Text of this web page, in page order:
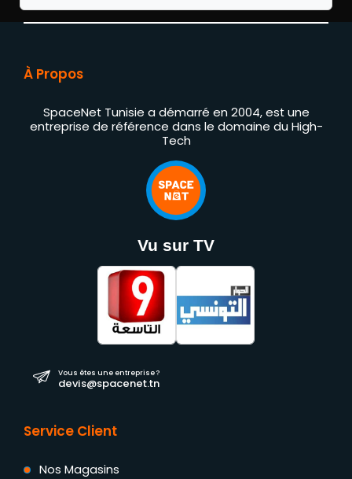
À Propos
SpaceNet Tunisie a démarré en 2004, est une
entreprise de référence dans le domaine du High-
Tech
Vu sur TV
Vous êtes une entreprise ?
devis@spacenet.tn
Service Client
Nos Magasins